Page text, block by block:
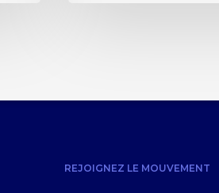
REJOIGNEZ LE MOUVEMENT